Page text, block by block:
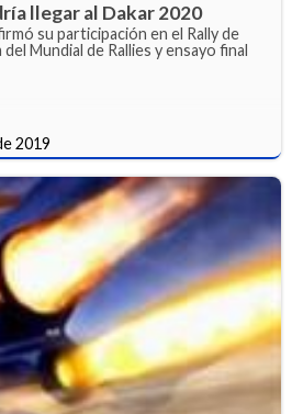
llegar al Dakar 2020
su participación en el Rally de
Mundial de Rallies y ensayo final
2019